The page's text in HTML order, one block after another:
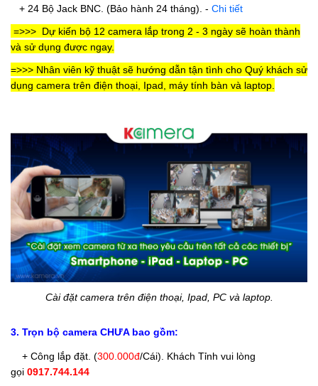
+ 24 Bộ Jack BNC. (Bảo hành 24 tháng). - Chi tiết
=>>> Dự kiến bộ 12 camera lắp trong 2 - 3 ngày sẽ hoàn thành
và sử dụng được ngay.
=>>> Nhân viên kỹ thuật sẽ hướng dẫn tận tình cho Quý khách sử
dụng camera trên điện thoại, Ipad, máy tính bàn và laptop.
Cài đặt camera trên điện thoại, Ipad, PC và laptop.
3. Trọn bộ camera CHƯA bao gồm:
+ Công lắp đặt. (300.000đ/Cái). Khách Tỉnh vui lòng
gọi 0917.744.144